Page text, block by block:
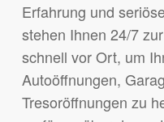
Erfahrung und
stehen Ihnen 24/7
schnell vor Ort, um
Autoöffnungen,
Tresoröffnungen zu